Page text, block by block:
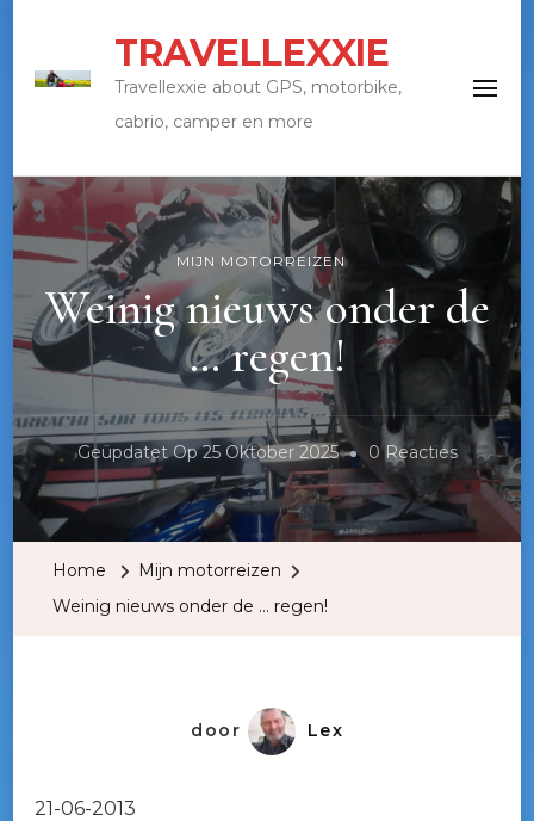
TRAVELLEXXIE
Travellexxie about GPS, motorbike,
cabrio, camper en more
MIJN MOTORREIZEN
Weinig nieuws onder de
… regen!
Geüpdatet Op25 Oktober 2025 0 ReactiesOp
Weinig
Nieuws
Home
Mijn motorreizen
Weinig nieuws onder de … regen!
door Lex
21-06-2013